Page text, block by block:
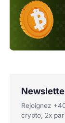
Rejoignez
crypto, 2x